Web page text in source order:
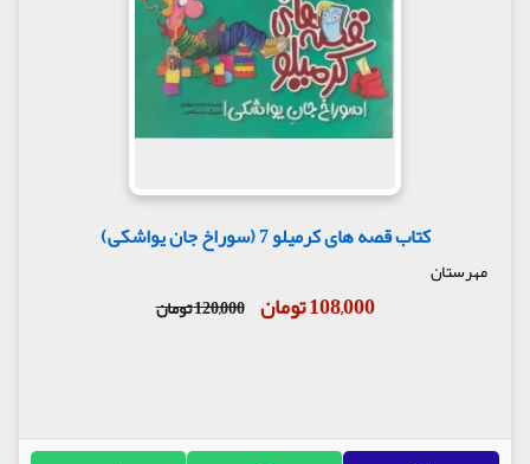
کتاب قصه های کرمیلو 7 (سوراخ جان یواشکی)
مهرستان
108,000 تومان 120,000 تومان